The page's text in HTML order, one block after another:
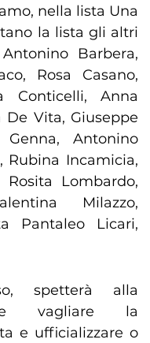
nella lista Una
la lista gli altri
Barbera,
Rosa Casano,
Conticelli, Anna
De Vita, Giuseppe
Antonino
Rubina Incamicia,
Lombardo,
Milazzo,
Pantaleo Licari,
spetterà alla
vagliare la
e ufficializzare o